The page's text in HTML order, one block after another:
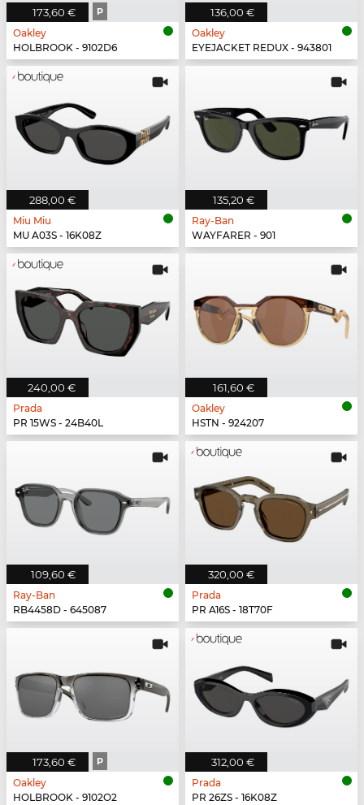
173,60 € P
Oakley
HOLBROOK - 9102D6
136,00 €
Oakley
EYEJACKET REDUX - 943801
288,00 €
Miu Miu
MU A03S - 16K08Z
135,20 €
Ray-Ban
WAYFARER - 901
240,00 €
Prada
PR 15WS - 24B40L
161,60 €
Oakley
HSTN - 924207
109,60 €
Ray-Ban
RB4458D - 645087
320,00 €
Prada
PR A16S - 18T70F
173,60 € P
Oakley
HOLBROOK - 9102O2
312,00 €
Prada
PR 26ZS - 16K08Z